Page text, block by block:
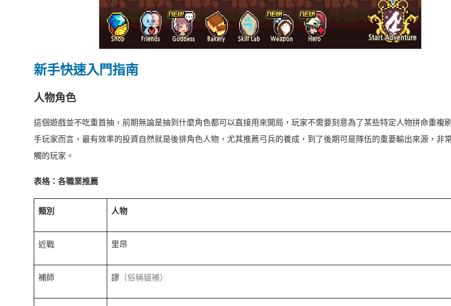
新手快速入門指南
人物角色
這個遊戲並不吃重首抽，前期無論是抽到什麼角色都可以直接用來開局，玩家不需要刻意為了某些特定人物拼命重複
手玩家而言，最有效率的投資自然就是後排角色人物，尤其推薦弓兵的養成，到了後期可是隊伍的重要輸出來源，非
觸的玩家。
表格：各職業推薦
類別 人物
近戰 里昂
補師 謬 （俗稱貓補）